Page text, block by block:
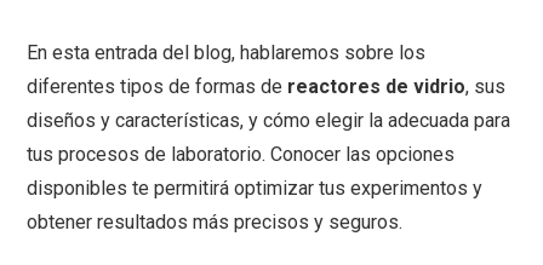
En esta entrada del blog, hablaremos sobre los
diferentes tipos de formas de reactores de vidrio, sus
diseños y características, y cómo elegir la adecuada para
tus procesos de laboratorio. Conocer las opciones
disponibles te permitirá optimizar tus experimentos y
obtener resultados más precisos y seguros.